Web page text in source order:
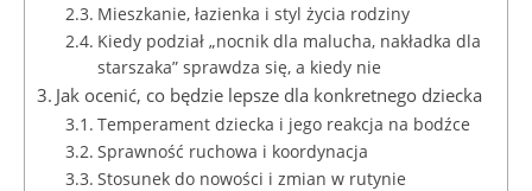
Mieszkanie, łazienka i styl życia rodziny
Kiedy podział „nocnik dla malucha, nakładka dla
starszaka” sprawdza się, a kiedy nie
Jak ocenić, co będzie lepsze dla konkretnego dziecka
Temperament dziecka i jego reakcja na bodźce
Sprawność ruchowa i koordynacja
Stosunek do nowości i zmian w rutynie